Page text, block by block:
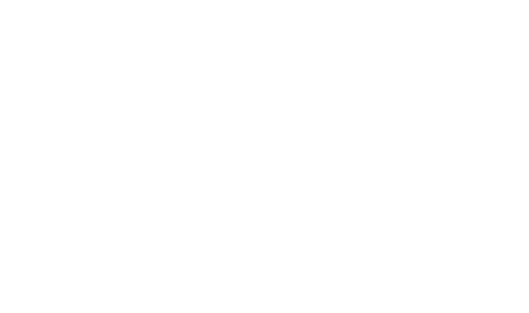
força de trabalho diversificada é benéfica
empresa aderiu, em 2021, à Carta
Outra aposta de relevo refere-se à
de línguas, estando em curso um
A mobilidade dos colaboradores é outra
processo de expansão para outros
De acordo com os resultados do survey
ano, os colaboradores valorizam